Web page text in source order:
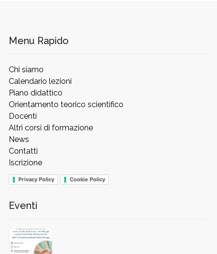
Menu Rapido
Chi siamo
Calendario lezioni
Piano didattico
Orientamento teorico scientifico
Docenti
Altri corsi di formazione
News
Contatti
Iscrizione
Privacy Policy Cookie Policy
Eventi